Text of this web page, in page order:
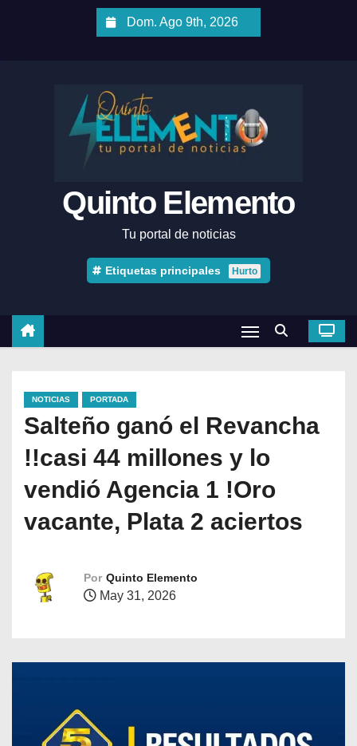
Dom. Ago 9th, 2026
Quinto Elemento
Tu portal de noticias
Etiquetas principales Hurto
NOTICIAS PORTADA
Salteño ganó el Revancha
!!casi 44 millones y lo
vendió Agencia 1 !Oro
vacante, Plata 2 aciertos
Por Quinto Elemento
May 31, 2026